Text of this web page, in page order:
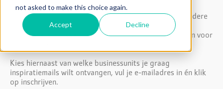
not asked to make this choice again.
Accept Decline
We inspireren je graag over recente ervaringen van andere
gemeenten en
de laatste ontwikkelingen in de markt. Meld je snel aan voor
Kies hiernaast van welke businessunits je graag
inspiratiemails wilt ontvangen, vul je e-mailadres in én klik
op inschrijven.